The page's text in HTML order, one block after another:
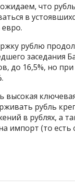
что рубль
в
евро.
рублю
заседания
до 16,5%, но
высокая
рубль
в рублях, а
импорт (то есть